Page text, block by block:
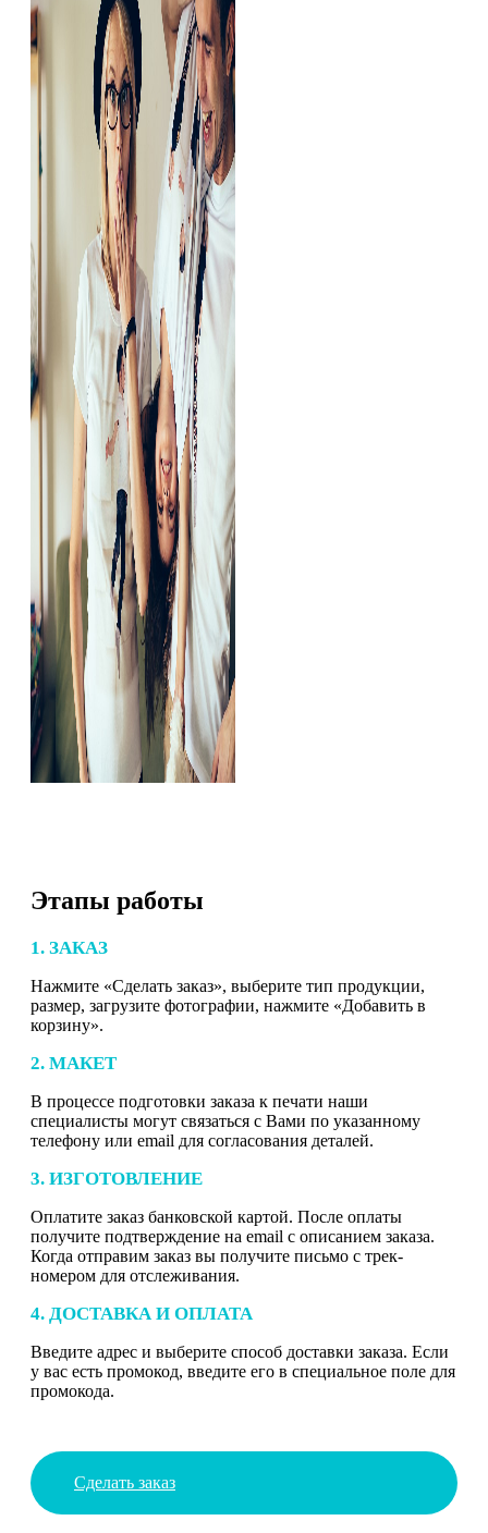
Этапы работы
1. ЗАКАЗ
Нажмите «Сделать заказ», выберите тип продукции,
размер, загрузите фотографии, нажмите «Добавить в
корзину».
2. МАКЕТ
В процессе подготовки заказа к печати наши
специалисты могут связаться с Вами по указанному
телефону или email для согласования деталей.
3. ИЗГОТОВЛЕНИЕ
Оплатите заказ банковской картой. После оплаты
получите подтверждение на email с описанием заказа.
Когда отправим заказ вы получите письмо с трек-
номером для отслеживания.
4. ДОСТАВКА И ОПЛАТА
Введите адрес и выберите способ доставки заказа. Если
у вас есть промокод, введите его в специальное поле для
промокода.
Сделать заказ